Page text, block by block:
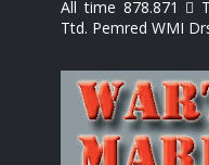
All time 878.871 
Ttd. Pemred WMI